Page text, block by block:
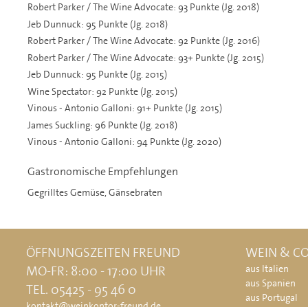
Robert Parker / The Wine Advocate: 93 Punkte (Jg. 2018)
Jeb Dunnuck: 95 Punkte (Jg. 2018)
Robert Parker / The Wine Advocate: 92 Punkte (Jg. 2016)
Robert Parker / The Wine Advocate: 93+ Punkte (Jg. 2015)
Jeb Dunnuck: 95 Punkte (Jg. 2015)
Wine Spectator: 92 Punkte (Jg. 2015)
Vinous - Antonio Galloni: 91+ Punkte (Jg. 2015)
James Suckling: 96 Punkte (Jg. 2018)
Vinous - Antonio Galloni: 94 Punkte (Jg. 2020)
Gastronomische Empfehlungen
Gegrilltes Gemüse, Gänsebraten
ÖFFNUNGSZEITEN FREUND
MO-FR: 8:00 - 17:00 UHR
TEL. 05425 - 95 46 0
WEIN &
aus Italien
aus Spanien
aus Portugal